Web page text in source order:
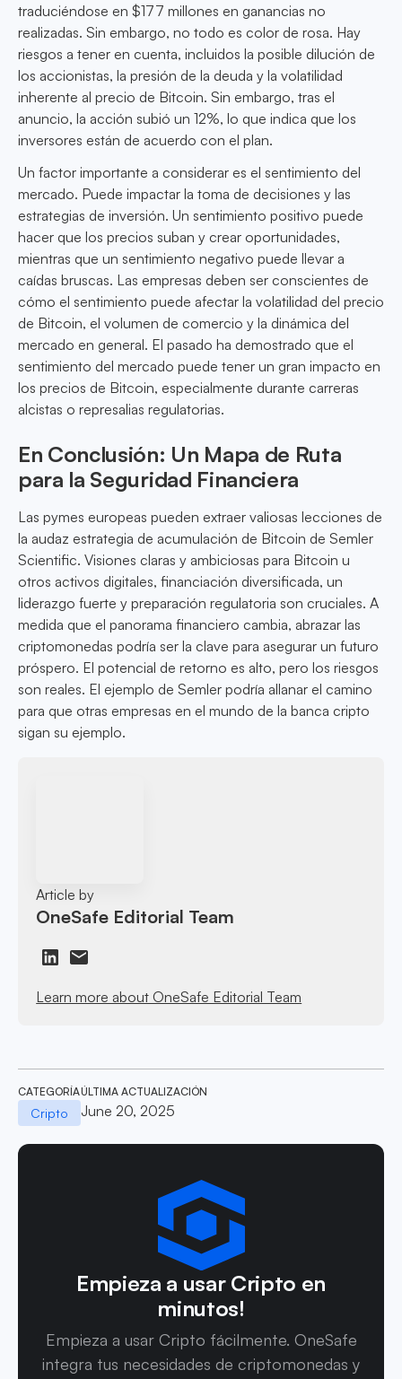
traduciéndose en $177 millones en ganancias no
realizadas. Sin embargo, no todo es color de rosa. Hay
riesgos a tener en cuenta, incluidos la posible dilución de
los accionistas, la presión de la deuda y la volatilidad
inherente al precio de Bitcoin. Sin embargo, tras el
anuncio, la acción subió un 12%, lo que indica que los
inversores están de acuerdo con el plan.
Un factor importante a considerar es el sentimiento del
mercado. Puede impactar la toma de decisiones y las
estrategias de inversión. Un sentimiento positivo puede
hacer que los precios suban y crear oportunidades,
mientras que un sentimiento negativo puede llevar a
caídas bruscas. Las empresas deben ser conscientes de
cómo el sentimiento puede afectar la volatilidad del precio
de Bitcoin, el volumen de comercio y la dinámica del
mercado en general. El pasado ha demostrado que el
sentimiento del mercado puede tener un gran impacto en
los precios de Bitcoin, especialmente durante carreras
alcistas o represalias regulatorias.
En Conclusión: Un Mapa de Ruta
para la Seguridad Financiera
Las pymes europeas pueden extraer valiosas lecciones de
la audaz estrategia de acumulación de Bitcoin de Semler
Scientific. Visiones claras y ambiciosas para Bitcoin u
otros activos digitales, financiación diversificada, un
liderazgo fuerte y preparación regulatoria son cruciales. A
medida que el panorama financiero cambia, abrazar las
criptomonedas podría ser la clave para asegurar un futuro
próspero. El potencial de retorno es alto, pero los riesgos
son reales. El ejemplo de Semler podría allanar el camino
para que otras empresas en el mundo de la banca cripto
sigan su ejemplo.
Article by
OneSafe Editorial Team
Learn more about OneSafe Editorial Team
CATEGORÍA
Cripto
ÚLTIMA ACTUALIZACIÓN
June 20, 2025
Empieza a usar Cripto en
minutos!
Empieza a usar Cripto fácilmente. OneSafe
integra tus necesidades de criptomonedas y